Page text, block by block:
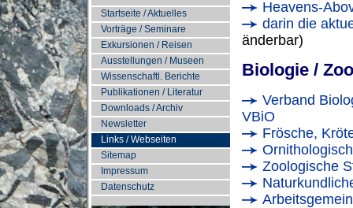
Heavens-
darin die
änderbar)
Biologie /
Verband
VBiO
Frösche,
Zoologische
Startseite / Aktuelles
Vorträge / Seminare
Exkursionen / Reisen
Ausstellungen / Museen
Wissenschaftl. Berichte
Publikationen / Literatur
Downloads / Archiv
Newsletter
Links / Webseiten
Sitemap
Impressum
Datenschutz